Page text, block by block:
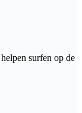
surfen op de